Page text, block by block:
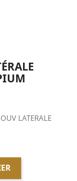
LATERALE